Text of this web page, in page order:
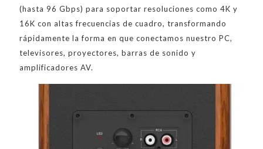
(hasta 96 Gbps) para soportar resoluciones como 4K y
16K con altas frecuencias de cuadro, transformando
rápidamente la forma en que conectamos nuestro PC,
televisores, proyectores, barras de sonido y
amplificadores AV.